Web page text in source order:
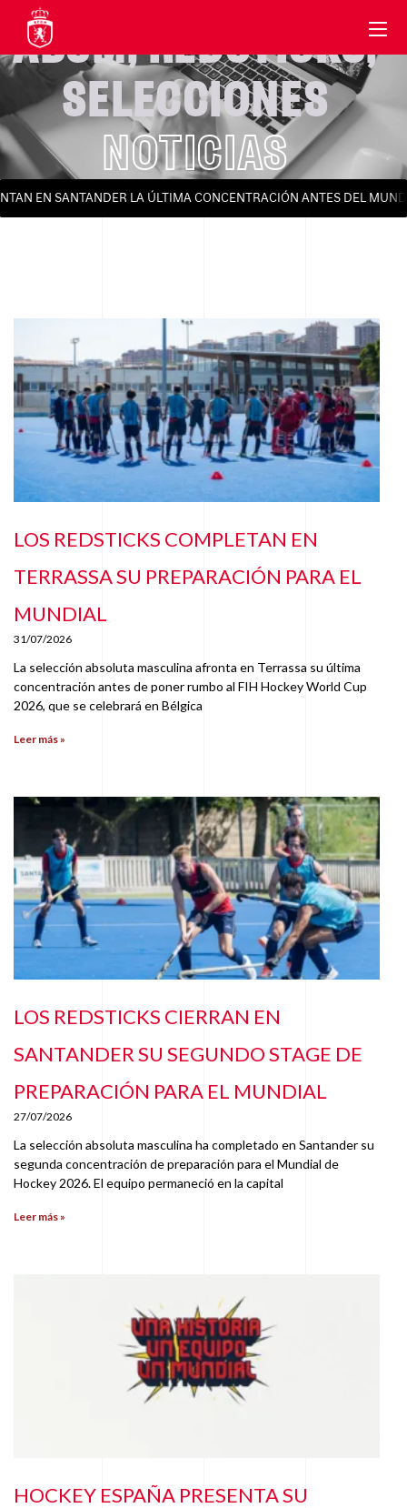
ABSM,REDSTICKS,
SELECCIONES
NOTICIAS
EN SANTANDER LA ÚLTIMA CONCENTRACIÓN ANTES DEL
LOS REDSTICKS COMPLETAN EN
TERRASSA SU PREPARACIÓN PARA EL
MUNDIAL
31/07/2026
La selección absoluta masculina afronta en Terrassa su última
concentración antes de poner rumbo al FIH Hockey World Cup
2026, que se celebrará en Bélgica
Leer más »
LOS REDSTICKS CIERRAN EN
SANTANDER SU SEGUNDO STAGE DE
PREPARACIÓN PARA EL MUNDIAL
27/07/2026
La selección absoluta masculina ha completado en Santander su
segunda concentración de preparación para el Mundial de
Hockey 2026. El equipo permaneció en la capital
Leer más »
HOCKEY ESPAÑA PRESENTA SU